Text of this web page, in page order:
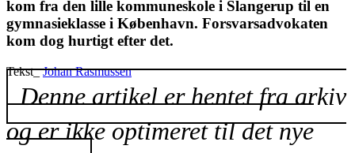
kom fra den lille kommuneskole i Slangerup til en
gymnasieklasse i København. Forsvarsadvokaten
kom dog hurtigt efter det.
Tekst_Johan Rasmussen
Denne artikel er hentet fra arkiv
og er ikke optimeret til det nye